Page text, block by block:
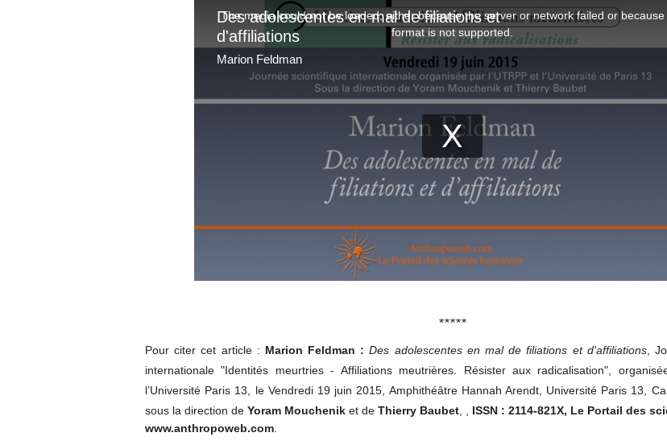
*****
Pour citer cet article : Marion Feldman :Des adolescentes en mal de filiations et d'affiliations,
internationale "Identités meurtries - Affiliations meutrières. Résister aux radicalisation",
l’Université Paris 13, le Vendredi 19 juin 2015, Amphithéâtre Hannah Arendt, Université Paris 13,
sous la direction de Yoram Mouchenik et de Thierry Baubet
ISSN : 2114-821X, Le Portail des
www.anthropoweb.com